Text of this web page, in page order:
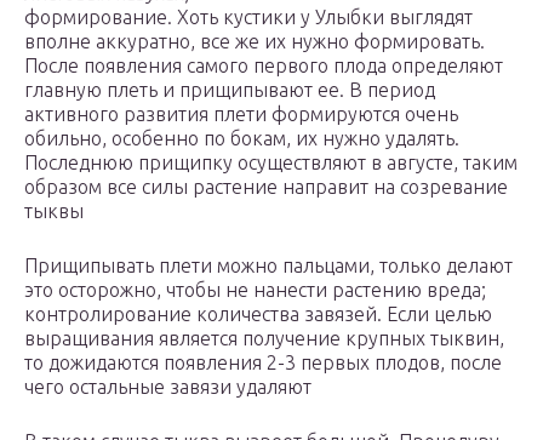
формирование. Хоть кустики у Улыбки выглядят
вполне аккуратно, все же их нужно формировать.
После появления самого первого плода определяют
главную плеть и прищипывают ее. В период
активного развития плети формируются очень
обильно, особенно по бокам, их нужно удалять.
Последнюю прищипку осуществляют в августе, таким
образом все силы растение направит на созревание
тыквы
Прищипывать плети можно пальцами, только делают
это осторожно, чтобы не нанести растению вреда;
контролирование количества завязей. Если целью
выращивания является получение крупных тыквин,
то дожидаются появления 2-3 первых плодов, после
чего остальные завязи удаляют